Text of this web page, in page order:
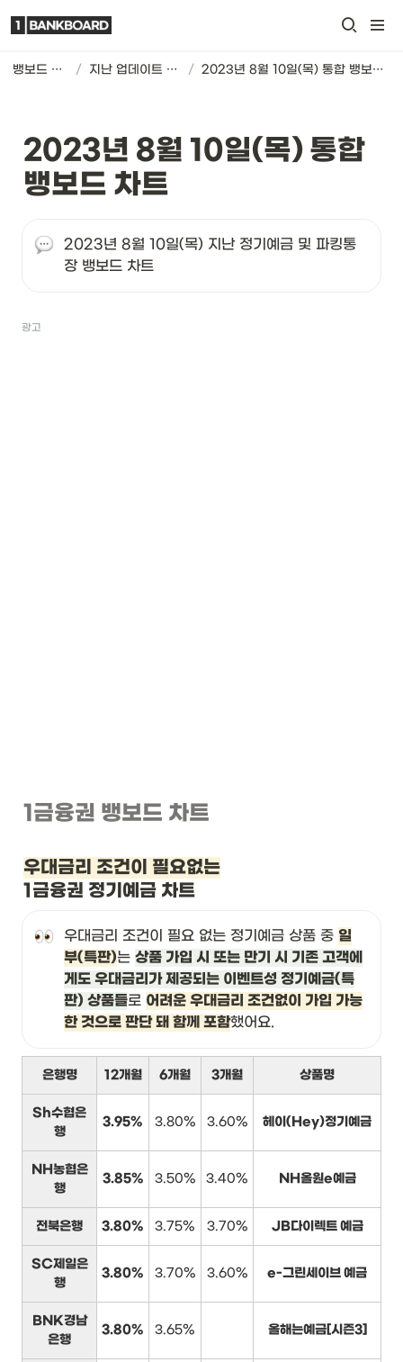
뱅보드 차트 / 지난 업데이트 기록 / 2023년 8월 10일(목) 통합 뱅보드 차트
2023년 8월 10일(목) 통합
뱅보드 차트
2023년 8월 10일(목) 지난 정기예금 및 파킹통
장 뱅보드 차트
광고
1금융권 뱅보드 차트
우대금리 조건이 필요없는
1금융권 정기예금 차트
우대금리 조건이 필요 없는 정기예금 상품 중 일
부(특판)는 상품 가입 시 또는 만기 시 기존 고객에
게도 우대금리가 제공되는 이벤트성 정기예금(특
판) 상품들로 어려운 우대금리 조건없이 가입 가능
한 것으로 판단 돼 함께 포함했어요.
은행명 12개월 6개월 3개월 상품명
Sh수협은
행
3.95% 3.80% 3.60% 헤이(Hey)정기예금
NH농협은
행
3.85% 3.50% 3.40% NH올원e예금
전북은행 3.80% 3.75% 3.70% JB다이렉트 예금
SC제일은
행
3.80% 3.70% 3.60% e-그린세이브 예금
BNK경남
은행
3.80% 3.65% 올해는예금[시즌3]